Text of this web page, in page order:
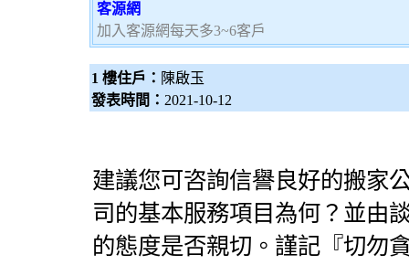
客源網
加入客源網每天多3~6客戶
1 樓住戶： 陳啟玉
發表時間： 2021-10-12
建議您可咨詢信譽良好的搬家
司 的基本服務項目為何？並由
的態度是否親切。謹記『切勿